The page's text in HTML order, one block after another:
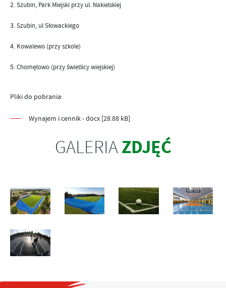
Szubin, Park Miejski przy ul. Nakielskiej
Szubin, ul Słowackiego
Kowalewo (przy szkole)
Chomętowo (przy świetlicy wiejskiej)
Pliki do pobrania:
Wynajem i cennik - docx [28.88 kB]
GALERIAZDJĘĆ